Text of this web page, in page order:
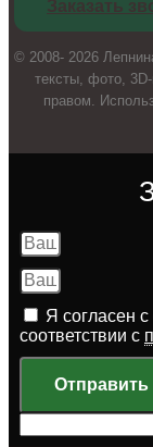
Заказать
© 2008- 2026
тексты, фото,
правом.
Я согласен
соответствии с
Отправить